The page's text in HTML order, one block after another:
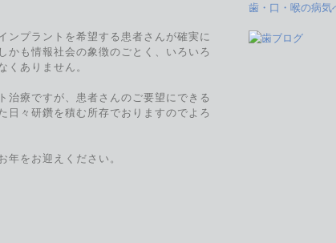
ンプラントを希望する患者さんが確実に
かも情報社会の象徴のごとく、いろいろ
くありません。
治療ですが、患者さんのご要望にできる
日々研鑽を積む所存でおりますのでよろ
年をお迎えください。